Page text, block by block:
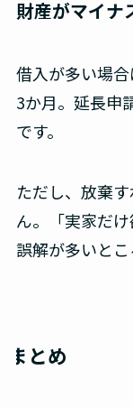
財産がマイ
借入が多い場
3か月。延長申
です。
ただし、放棄
ん。「実家だ
誤解が多いとこ
まとめ